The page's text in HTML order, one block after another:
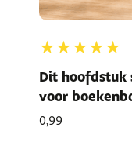
★★★★★
Dit hoofdstuk
voor
0,99